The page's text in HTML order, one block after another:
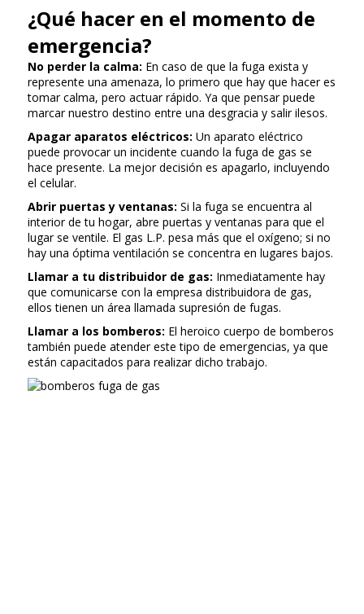
¿Qué hacer en el momento de
emergencia?
No perder la calma: En caso de que la fuga exista y
represente una amenaza, lo primero que hay que hacer es
tomar calma, pero actuar rápido. Ya que pensar puede
marcar nuestro destino entre una desgracia y salir ilesos.
Apagar aparatos eléctricos: Un aparato eléctrico
puede provocar un incidente cuando la fuga de gas se
hace presente. La mejor decisión es apagarlo, incluyendo
el celular.
Abrir puertas y ventanas: Si la fuga se encuentra al
interior de tu hogar, abre puertas y ventanas para que el
lugar se ventile. El gas L.P. pesa más que el oxígeno; si no
hay una óptima ventilación se concentra en lugares bajos.
Llamar a tu distribuidor de gas: Inmediatamente hay
que comunicarse con la empresa distribuidora de gas,
ellos tienen un área llamada supresión de fugas.
Llamar a los bomberos: El heroico cuerpo de bomberos
también puede atender este tipo de emergencias, ya que
están capacitados para realizar dicho trabajo.